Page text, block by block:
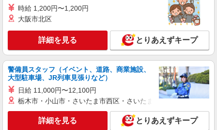
時給 1,200円〜1,200円
大阪市北区
詳細を見る とりあえずキープ
警備員スタッフ（イベント、道路、商業施設、
大型駐車場、JR列車見張りなど）
日給 11,000円〜12,100円
栃木市・小山市・さいたま市西区・さいたま市岩槻区・久喜市・
詳細を見る とりあえずキープ